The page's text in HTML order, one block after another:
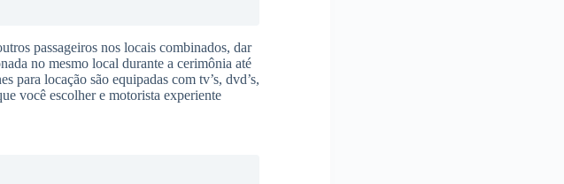
passageiros nos locais combinados, dar
no mesmo local durante a cerimônia até
para locação são equipadas com tv’s, dvd’s,
você escolher e motorista experiente